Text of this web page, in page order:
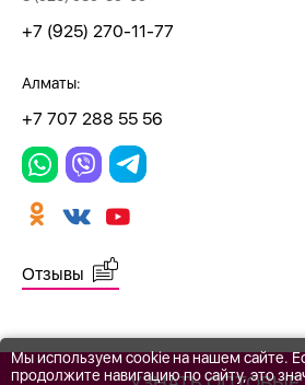
+7 (925) 270-11-77
Алматы:
+7 707 288 55 56
Отзывы
Мы используем cookie на нашем сайте.
продолжите навигацию по сайту, это